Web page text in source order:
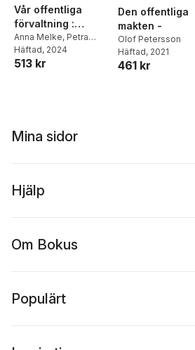
Vår offentliga
förvaltning :
samverkan i
välfärdspolitiken
Anna Melke, Petra
Svensson,Sara
Svensson
Häftad, 2024
513 kr
Den offentliga
makten -
Olof Petersson
Häftad, 2021
461 kr
Mina sidor
Hjälp
Om Bokus
Populärt